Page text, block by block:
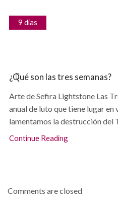
9 días
¿Qué son las tres semanas?
Arte de Sefira Lightstone Las
anual de luto que tiene lugar
lamentamos la destrucción del
Continue Reading
Comments are closed